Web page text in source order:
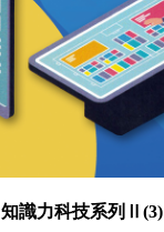
知識力科技系列Ⅱ(3)